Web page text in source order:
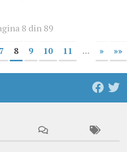
8 din 89
7 8 9 10 11 ... » »»